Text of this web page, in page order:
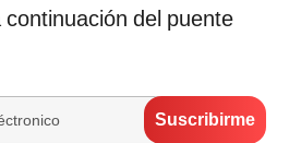
del puente